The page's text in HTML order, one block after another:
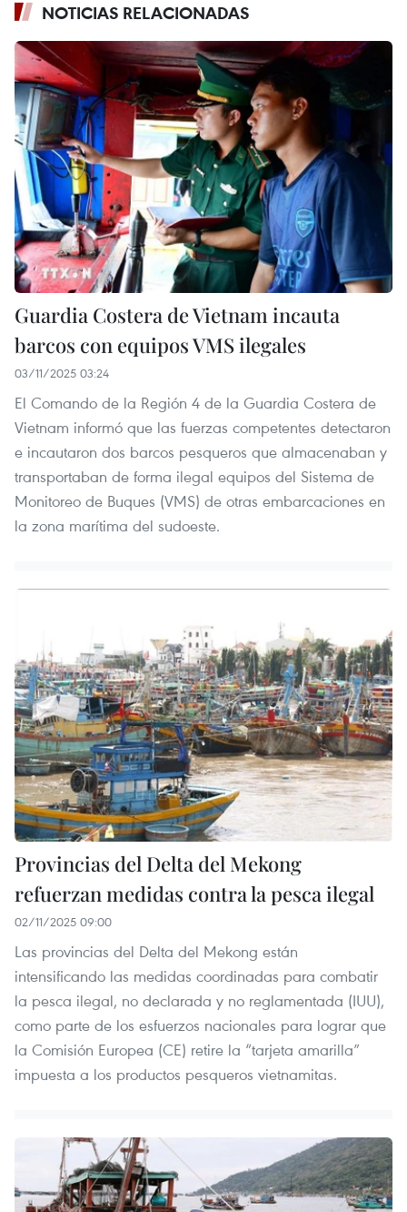
NOTICIAS RELACIONADAS
Guardia Costera de Vietnam incauta
barcos con equipos VMS ilegales
03/11/2025 03:24
El Comando de la Región 4 de la Guardia Costera de
Vietnam informó que las fuerzas competentes detectaron
e incautaron dos barcos pesqueros que almacenaban y
transportaban de forma ilegal equipos del Sistema de
Monitoreo de Buques (VMS) de otras embarcaciones en
la zona marítima del sudoeste.
Provincias del Delta del Mekong
refuerzan medidas contra la pesca ilegal
02/11/2025 09:00
Las provincias del Delta del Mekong están
intensificando las medidas coordinadas para combatir
la pesca ilegal, no declarada y no reglamentada (IUU),
como parte de los esfuerzos nacionales para lograr que
la Comisión Europea (CE) retire la “tarjeta amarilla”
impuesta a los productos pesqueros vietnamitas.